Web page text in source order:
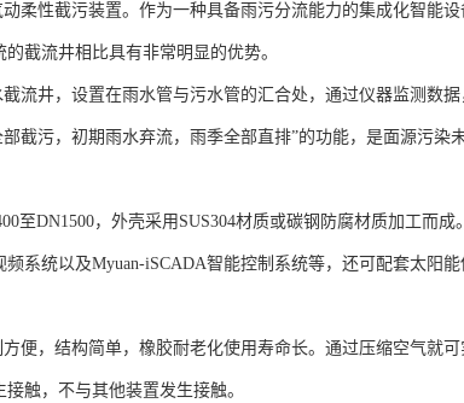
柔性截污装置。作为一种具备雨污分流能力的集成化智能
截流井相比具有非常明显的优势。
流井，设置在雨水管与污水管的汇合处，通过仪器监测数
截污，初期雨水弃流，雨季全部直排”的功能，是面源污染
至DN1500，外壳采用SUS304材质或碳钢防腐材质加工而成
系统以及Myuan-iSCADA智能控制系统等，还可配套太阳能
便，结构简单，橡胶耐老化使用寿命长。通过压缩空气就
触，不与其他装置发生接触。